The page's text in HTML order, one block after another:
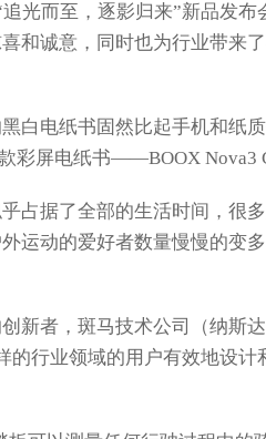
光而至，逐影归来”新品发布
和诚意，同时也为行业带来
白电纸书固然比起手机和纸
彩屏电纸书——BOOX Nova3
占据了全部的生活时间，很
运动的爱好者数量慢慢的变
新者，斑马技术公司（纳斯
的行业领域的用户有效地设计